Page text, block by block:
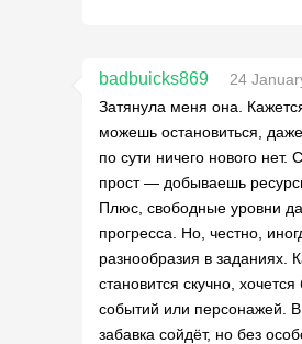
badbuicks869
24
Затянула меня она.
можешь остановиться,
по сути ничего нового
прост — добываешь
Плюс, свободные уровни
прогресса. Но, честно,
разнообразия в заданиях.
становится скучно,
событий или персонажей.
забавка сойдёт, но без